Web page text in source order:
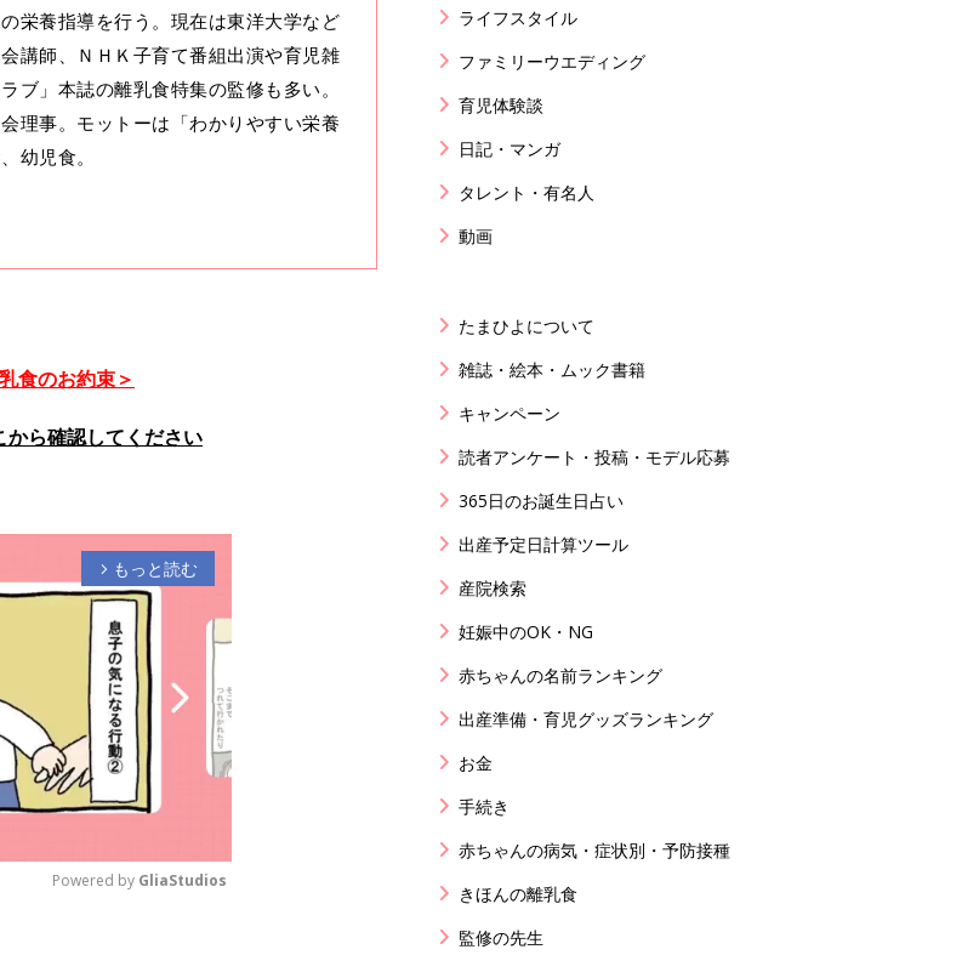
栄養指導を行う。現在は東洋大学など
講師、ＮＨＫ子育て番組出演や育児雑
ブ」本誌の離乳食特集の監修も多い。
理事。モットーは「わかりやすい栄養
幼児食。
食のお約束＞
ら確認してください
arrow_forward_ios もっと読む
Powered by GliaStudios
ライフスタイル
ファミリーウエディング
育児体験談
日記・マンガ
タレント・有名人
動画
たまひよについて
雑誌・絵本・ムック書籍
キャンペーン
読者アンケート・投稿・モデル応募
365日のお誕生日占い
出産予定日計算ツール
産院検索
妊娠中のOK・NG
赤ちゃんの名前ランキング
出産準備・育児グッズランキング
お金
手続き
赤ちゃんの病気・症状別・予防接種
きほんの離乳食
監修の先生